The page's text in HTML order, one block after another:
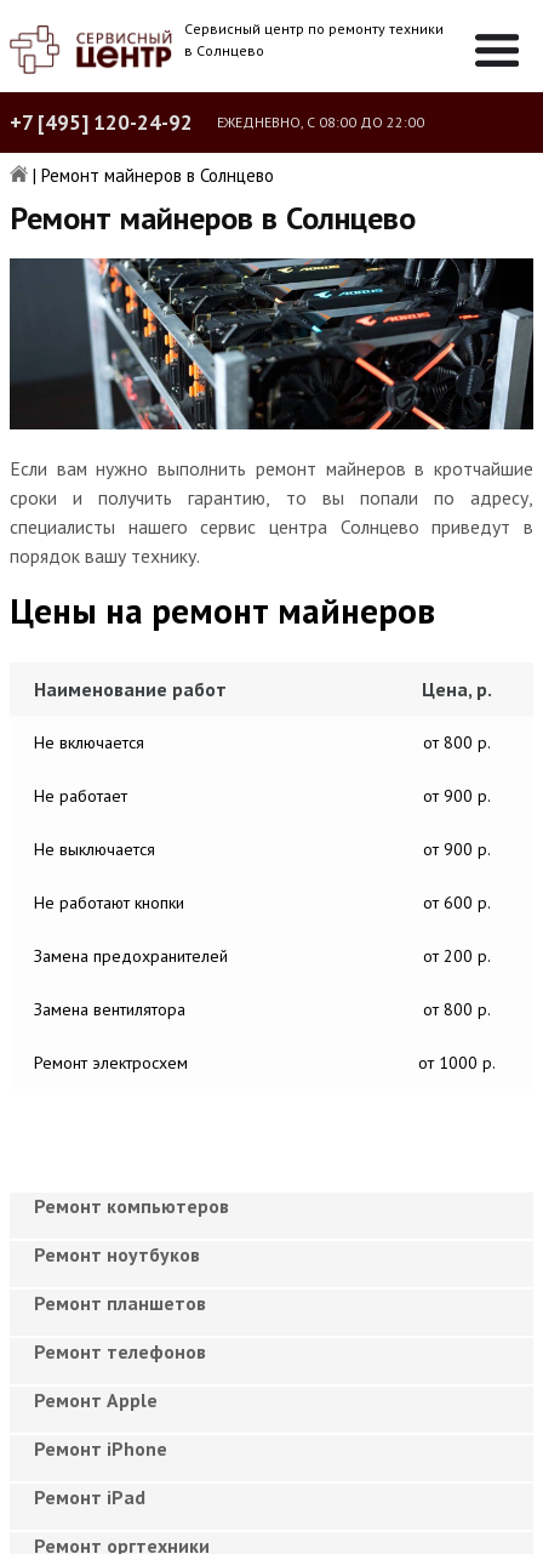
Сервисный центр по ремонту техники
в Солнцево
+7 [495] 120-24-92 ЕЖЕДНЕВНО, С 08:00 ДО 22:00
| Ремонт майнеров в Солнцево
Ремонт майнеров в Солнцево
Если вам нужно выполнить ремонт майнеров в кротчайшие
сроки и получить гарантию, то вы попали по адресу,
специалисты нашего сервис центра Солнцево приведут в
порядок вашу технику.
Цены на ремонт майнеров
Наименование работ Цена, р.
Не включается от 800 р.
Не работает от 900 р.
Не выключается от 900 р.
Не работают кнопки от 600 р.
Замена предохранителей от 200 р.
Замена вентилятора от 800 р.
Ремонт электросхем от 1000 р.
Ремонт компьютеров
Ремонт ноутбуков
Ремонт планшетов
Ремонт телефонов
Ремонт Apple
Ремонт iPhone
Ремонт iPad
Ремонт оргтехники